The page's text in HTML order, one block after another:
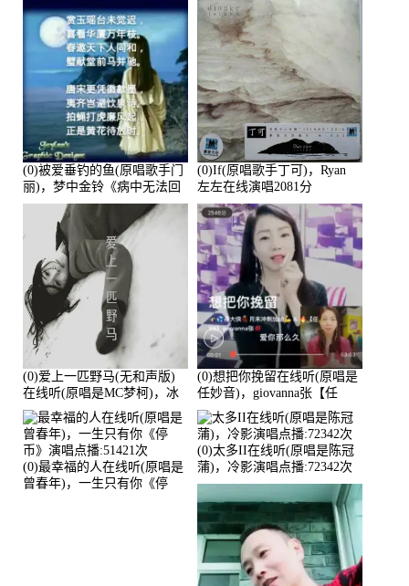
(0)被爱垂钓的鱼(原唱歌手门
丽)，梦中金铃《病中无法回
复大家》在线演唱3586分
(0)If(原唱歌手丁可)，Ryan
左左在线演唱2081分
(0)爱上一匹野马(无和声版)
在线听(原唱是MC梦柯)，冰
鑫Asce演唱点播:178815次
(0)想把你挽留在线听(原唱是
任妙音)，giovanna张【任
96】演唱点播:60173次
(0)最幸福的人在线听(原唱是
曾春年)，一生只有你《停
(0)太多II在线听(原唱是陈冠
蒲)，冷影演唱点播:72342次